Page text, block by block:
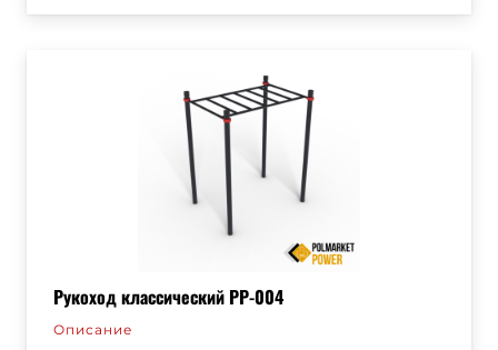
Рукоход классический РР-004
Описание